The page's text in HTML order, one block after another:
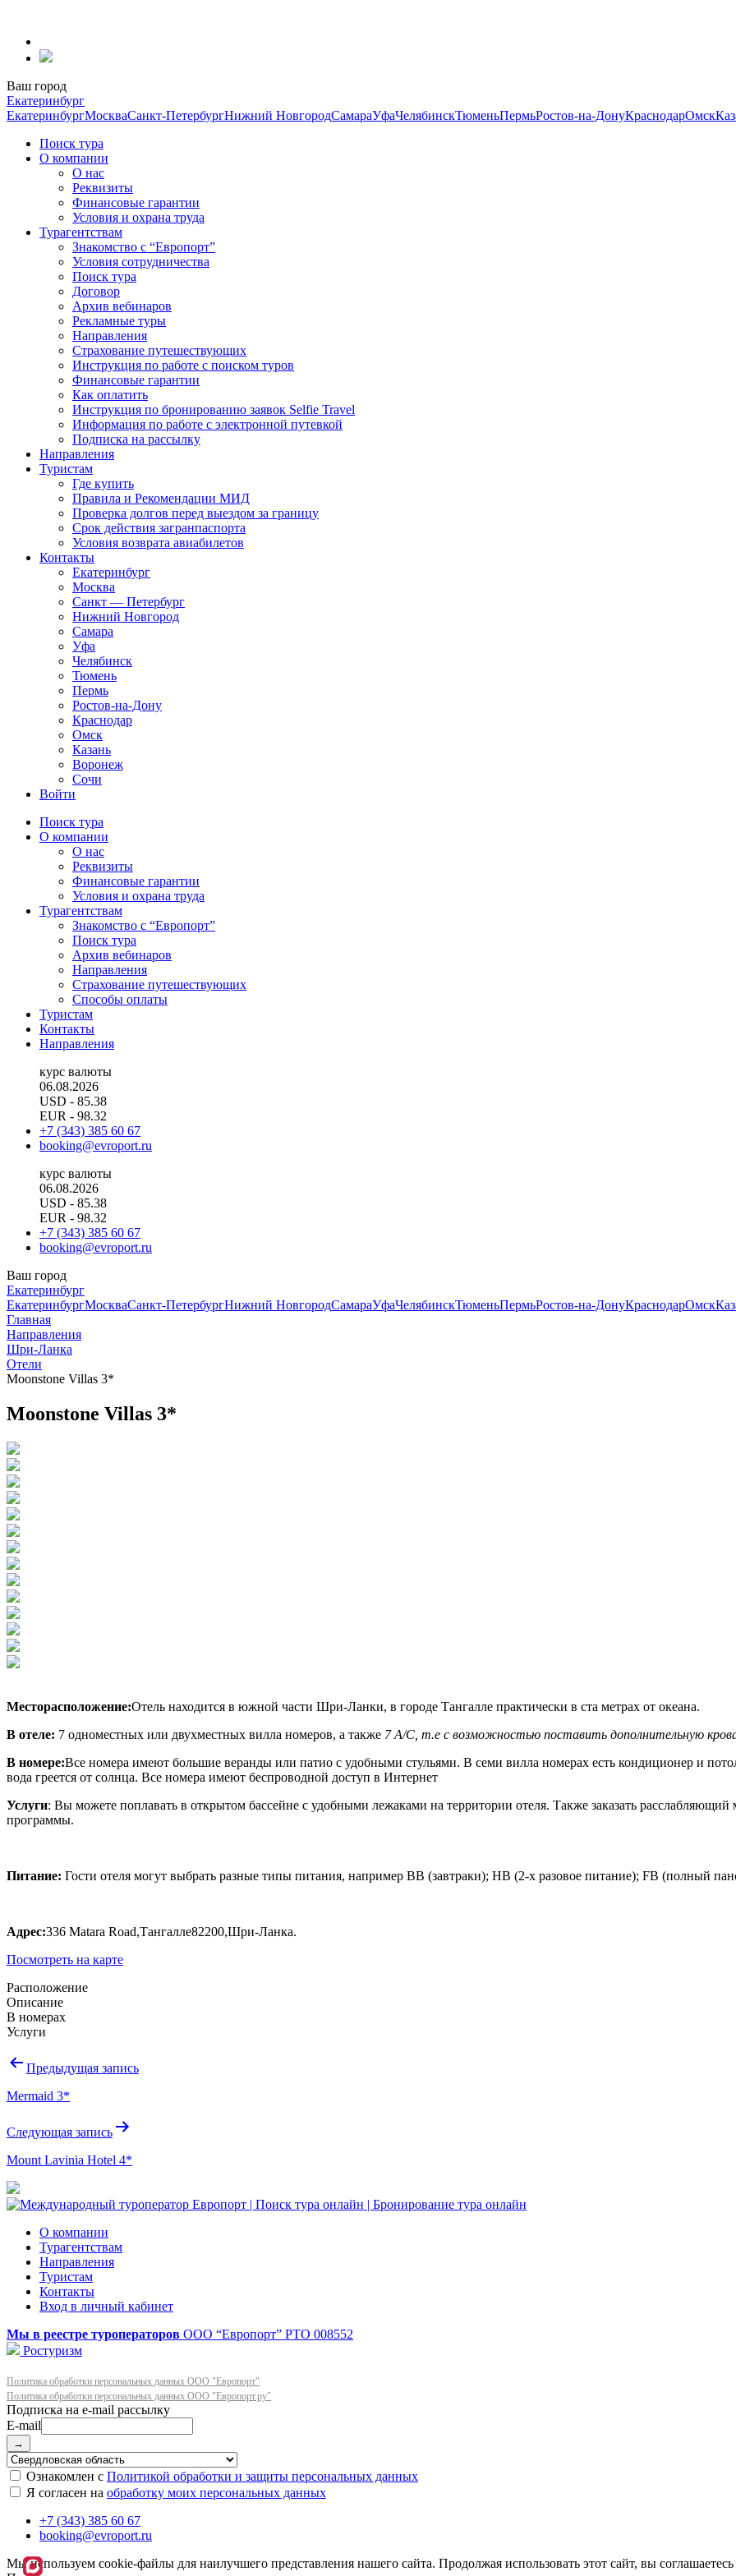
содержанию
Ваш город
Екатеринбург
ЕкатеринбургМоскваСанкт-ПетербургНижний НовгородСамараУфаЧелябинскТюменьПермьРостов-на-ДонуКраснодарОмск
Поиск тура
О компании
О нас
Реквизиты
Финансовые гарантии
Условия и охрана труда
Турагентствам
Знакомство с “Европорт”
Условия сотрудничества
Поиск тура
Договор
Архив вебинаров
Рекламные туры
Направления
Страхование путешествующих
Инструкция по работе с поиском туров
Финансовые гарантии
Как оплатить
Инструкция по бронированию заявок Selfie Travel
Информация по работе с электронной путевкой
Подписка на рассылку
Направления
Туристам
Где купить
Правила и Рекомендации МИД
Проверка долгов перед выездом за границу
Срок действия загранпаспорта
Условия возврата авиабилетов
Контакты
Екатеринбург
Москва
Санкт — Петербург
Нижний Новгород
Самара
Уфа
Челябинск
Тюмень
Пермь
Ростов-на-Дону
Краснодар
Омск
Казань
Воронеж
Сочи
Войти
Поиск тура
О компании
О нас
Реквизиты
Финансовые гарантии
Условия и охрана труда
Турагентствам
Знакомство с “Европорт”
Поиск тура
Архив вебинаров
Направления
Страхование путешествующих
Способы оплаты
Туристам
Контакты
Направления
курс валюты
06.08.2026
USD - 85.38
EUR - 98.32
+7 (343) 385 60 67
booking@evroport.ru
курс валюты
06.08.2026
USD - 85.38
EUR - 98.32
+7 (343) 385 60 67
booking@evroport.ru
Ваш город
Екатеринбург
ЕкатеринбургМоскваСанкт-ПетербургНижний НовгородСамараУфаЧелябинскТюменьПермьРостов-на-ДонуКраснодарОмск
Главная
Направления
Шри-Ланка
Отели
Moonstone Villas 3*
Moonstone Villas 3*
Месторасположение:Отель находится в южной части Шри-Ланки, в городе Тангалле практически в ста метрах от океана.
В отеле: 7 одноместных или двухместных вилла номеров, а также 7 A/C, т.е с возможностью поставить дополнительную
В номере:Все номера имеют большие веранды или патио с удобными стульями. В семи вилла номерах есть кондиционер и
вода греется от солнца. Все номера имеют беспроводной доступ в Интернет
Услуги: Вы можете поплавать в открытом бассейне с удобными лежаками на территории отеля. Также заказать
программы.
Питание: Гости отеля могут выбрать разные типы питания, например BB (завтраки); HB (2-х разовое питание); FB (полный
Адрес:336 Matara Road,Тангалле82200,Шри-Ланка.
Посмотреть на карте
Расположение
Описание
В номерах
Услуги
Навигация
записям
Предыдущая запись
Mermaid 3*
Следующая запись
Mount Lavinia Hotel 4*
О компании
Турагентствам
Направления
Туристам
Контакты
Вход в личный кабинет
Мы в реестре туроператоров ООО “Европорт” РТО 008552
Ростуризм
Политика обработки персональных данных ООО "Европорт"
Политика обработки персональных данных ООО "Европорт.ру"
E-mail
→
Ознакомлен с Политикой обработки и защиты персональных данных
Я согласен на обработку моих персональных данных
+7 (343) 385 60 67
booking@evroport.ru
Мы используем cookie-файлы для наилучшего представления нашего сайта. Продолжая использовать этот сайт, вы